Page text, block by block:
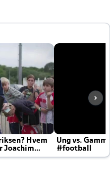
Hvem
Joachim
Ung vs.
#football